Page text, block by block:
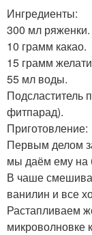
Ингредиенты:
300 мл ряженки.
10 грамм какао.
15 грамм
55 мл воды.
Подсластитель
фитпарад).
Приготовление:
Первым делом
мы даём ему на
В чаше
ванилин и все
Растапливаем
микроволновке